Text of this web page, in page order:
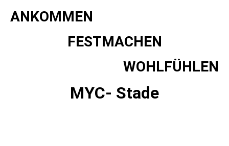
ANKOMMEN
FESTMACHEN
WOHLFÜHLEN
MYC- Stade